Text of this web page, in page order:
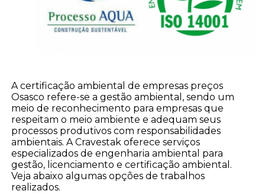
A certificação ambiental de empresas preços
Osasco refere-se a gestão ambiental, sendo um
meio de reconhecimento para empresas que
respeitam o meio ambiente e adequam seus
processos produtivos com responsabilidades
ambientais. A Cravestak oferece serviços
especializados de engenharia ambiental para
gestão, licenciamento e certificação ambiental.
Veja abaixo algumas opções de trabalhos
realizados.